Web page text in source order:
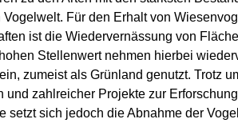
Für den Erhalt von
ist die Wiedervernässung von
Stellenwert nehmen hierbei
zumeist als Grünland genutzt. Trotz
und zahlreicher Projekte zur
setzt sich jedoch die Abnahme der